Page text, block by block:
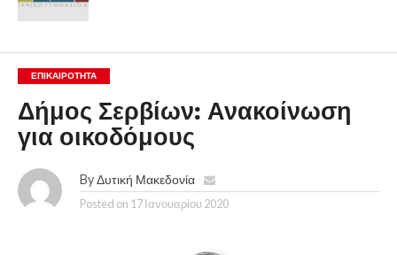
ΕΠΙΚΑΙΡΟΤΗΤΑ
Δήμος Σερβίων: Ανακοίνωση
για οικοδόμους
By Δυτική Μακεδονία
Posted on 17 Ιανουαρίου 2020